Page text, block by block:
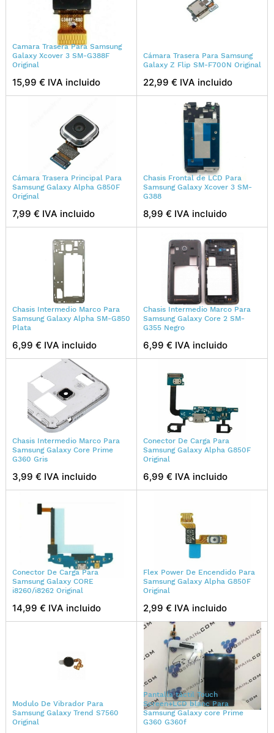
Camara Trasera Para Samsung
Galaxy Xcover 3 SM-G388F
Original
15,99 € IVA incluido
Cámara Trasera Para Samsung
Galaxy Z Flip SM-F700N Original
22,99 € IVA incluido
Cámara Trasera Principal Para
Samsung Galaxy Alpha G850F
Original
7,99 € IVA incluido
Chasis Frontal de LCD Para
Samsung Galaxy Xcover 3 SM-
G388
8,99 € IVA incluido
Chasis Intermedio Marco Para
Samsung Galaxy Alpha SM-G850
Plata
6,99 € IVA incluido
Chasis Intermedio Marco Para
Samsung Galaxy Core 2 SM-
G355 Negro
6,99 € IVA incluido
Chasis Intermedio Marco Para
Samsung Galaxy Core Prime
G360 Gris
3,99 € IVA incluido
Conector De Carga Para
Samsung Galaxy Alpha G850F
Original
6,99 € IVA incluido
Conector De Carga Para
Samsung Galaxy CORE
i8260/i8262 Original
14,99 € IVA incluido
Flex Power De Encendido Para
Samsung Galaxy Alpha G850F
Original
2,99 € IVA incluido
Modulo De Vibrador Para
Samsung Galaxy Trend S7560
Original
Pantalla táctil Touch
Screen+LCD blanc Para
Samsung Galaxy core Prime
G360 G360f